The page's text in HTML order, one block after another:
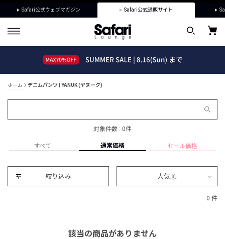
Safari公式ウェブマガジン Safari公式通販サイト
ホーム デニムパンツ | YANUK (ヤヌーク)
対象件数 : 0件
すべて 通常価格 セール価格
絞り込み 人気順
0 件
該当の商品がありません